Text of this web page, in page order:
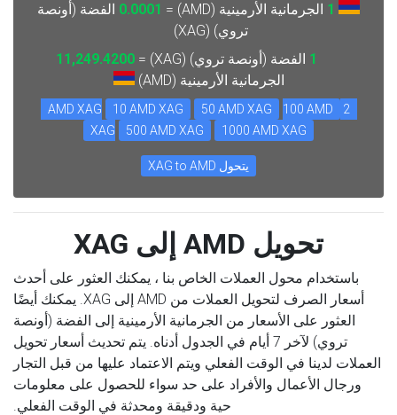
1 الجرمانية الأرمينية (AMD) = 0.0001 الفضة (أونصة
تروي) (XAG)
1 الفضة (أونصة تروي) (XAG) =
11,249.4200
الجرمانية الأرمينية (AMD)
2 AMD XAG
10 AMD XAG 50 AMD XAG
100 AMD
XAG
500 AMD XAG 1000 AMD XAG
يتحول XAG to AMD
تحويل AMD إلى XAG
باستخدام محول العملات الخاص بنا ، يمكنك العثور على أحدث
أسعار الصرف لتحويل العملات من AMD إلى XAG. يمكنك أيضًا
العثور على الأسعار من الجرمانية الأرمينية إلى الفضة (أونصة
تروي) لآخر 7 أيام في الجدول أدناه. يتم تحديث أسعار تحويل
العملات لدينا في الوقت الفعلي ويتم الاعتماد عليها من قبل التجار
ورجال الأعمال والأفراد على حد سواء للحصول على معلومات
حية ودقيقة ومحدثة في الوقت الفعلي.